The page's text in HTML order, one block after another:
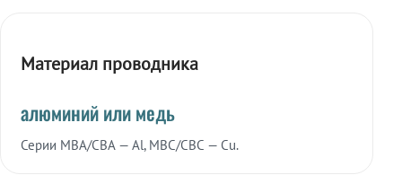
Материал проводника
алюминий или медь
Серии МВА/СВА — Al, МВС/СВС — Cu.